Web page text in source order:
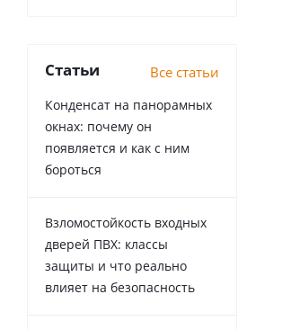
Статьи Все статьи
Конденсат на панорамных
окнах: почему он
появляется и как с ним
бороться
Взломостойкость входных
дверей ПВХ: классы
защиты и что реально
влияет на безопасность